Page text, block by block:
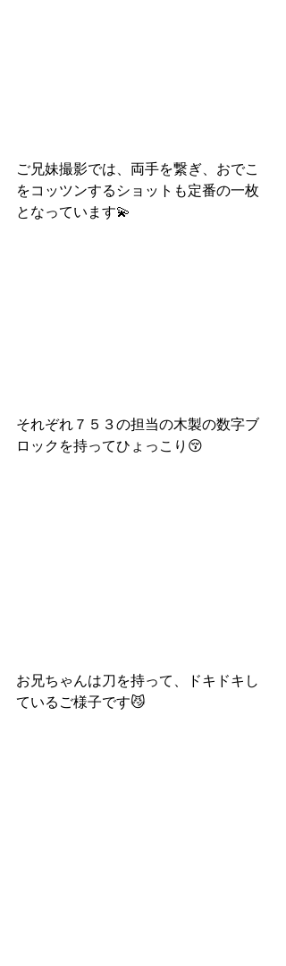
ご兄妹撮影では、両手を繋ぎ、おでこ
をコッツンするショットも定番の一枚
となっています💫
それぞれ７５３の担当の木製の数字ブ
ロックを持ってひょっこり😚
お兄ちゃんは刀を持って、ドキドキし
ているご様子です😼